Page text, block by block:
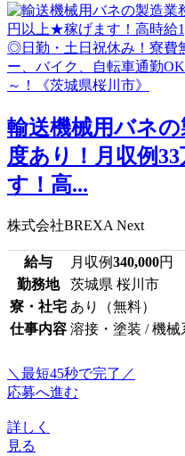
輸送機械用バネ
度あり！月収例
す！高...
株式会社BREXA Next
給与 月収例340,000円
勤務地
茨城県 桜川市
寮・社宅 あり（無料）
仕事内容 溶接・塗装 / 機械
＼最短45秒で完了／
応募へ進む
詳しく
見る